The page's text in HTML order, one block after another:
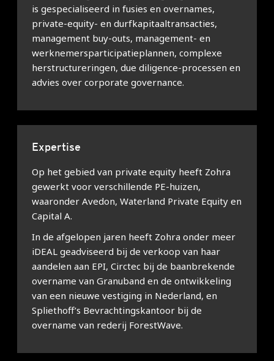
is gespecialiseerd in fusies en overnames,
private-equity- en durfkapitaaltransacties,
management buy-outs, management- en
werknemersparticipatieplannen, complexe
herstructureringen, due diligence-processen en
advies over corporate governance.
Expertise
Op het gebied van private equity heeft Zohra
gewerkt voor verschillende PE-huizen,
waaronder Avedon, Waterland Private Equity en
Capital A.
In de afgelopen jaren heeft Zohra onder meer
iDEAL geadviseerd bij de verkoop van haar
aandelen aan EPI, Circtec bij de baanbrekende
overname van Granuband en de ontwikkeling
van een nieuwe vestiging in Nederland, en
Spliethoff’s Bevrachtingskantoor bij de
overname van rederij ForestWave.